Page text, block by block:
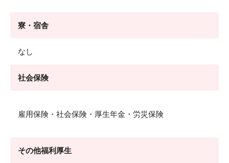
寮・宿舎
なし
社会保険
雇用保険・社会保険・厚生年金・労災保険
その他福利厚生